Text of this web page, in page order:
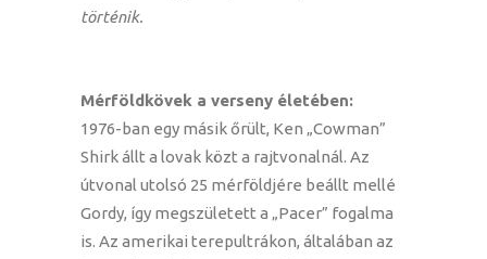
történik.
Mérföldkövek a verseny életében:
1976-ban egy másik őrült, Ken „Cowman”
Shirk állt a lovak közt a rajtvonalnál. Az
útvonal utolsó 25 mérföldjére beállt mellé
Gordy, így megszületett a „Pacer” fogalma
is. Az amerikai terepultrákon, általában az